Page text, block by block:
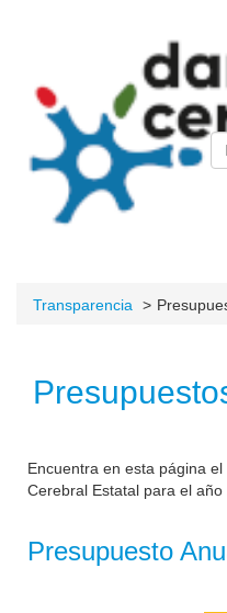
Transparencia
Encuentra en esta página
Cerebral Estatal para el año
Presupuesto